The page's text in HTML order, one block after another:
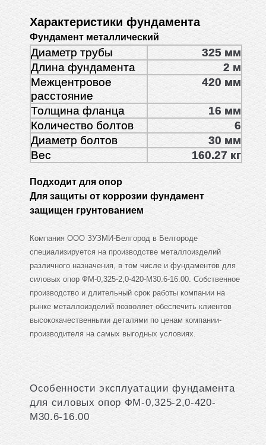
Характеристики фундамента
Фундамент металлический
Диаметр трубы
325 мм
Длина фундамента
2 м
Межцентровое
расстояние
420 мм
Толщина фланца
16 мм
Количество болтов
6
Диаметр болтов
30 мм
Вес
160.27 кг
Подходит для опор
Для защиты от коррозии фундамент
защищен грунтованием
Компания ООО ЗУЗМИ-Белгород в Белгороде
специализируется на производстве металлоизделий
различного назначения, в том числе и фундаментов для
силовых опор ФМ-0,325-2,0-420-М30.6-16.00. Собственное
производство и длительный срок работы компании на
рынке металлоизделий позволяет обеспечить клиентов
высококачественными деталями по ценам компании-
производителя на самых выгодных условиях.
Особенности эксплуатации фундамента
для силовых опор ФМ-0,325-2,0-420-
М30.6-16.00